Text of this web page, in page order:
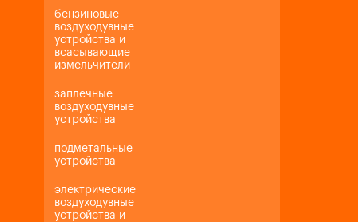
бензиновые
воздуходувные
устройства и
всасывающие
измельчители
заплечные
воздуходувные
устройства
подметальные
устройства
электрические
воздуходувные
устройства и